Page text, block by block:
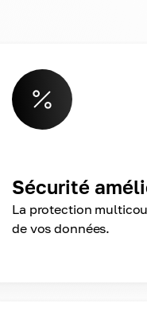
Sécurité
La protection
de vos données.